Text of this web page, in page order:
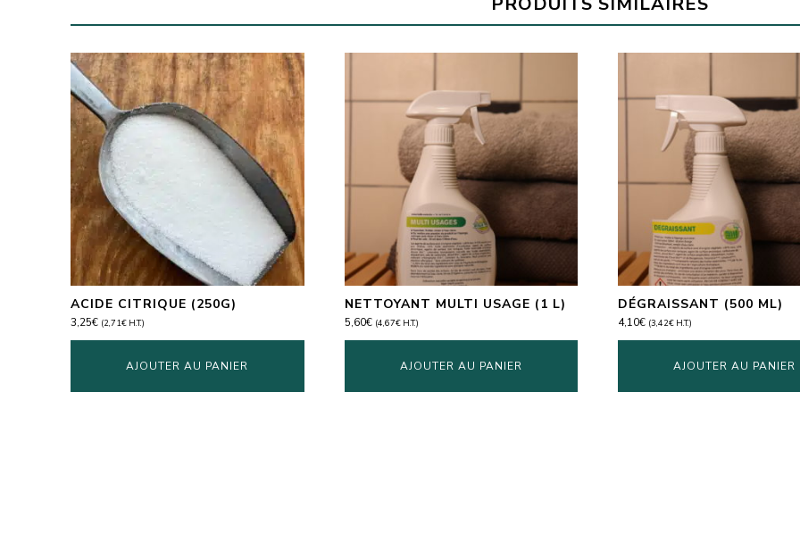
ACIDE CITRIQUE (250G)
3,25€ (2,71€ H.T.)
AJOUTER AU PANIER
NETTOYANT MULTI USAGE (1 L)
5,60€ (4,67€H.T.)
AJOUTER AU PANIER
DÉGRAISSANT (500 ML)
4,10€ (3,42€ H.T.)
AJOUTER AU PANIER